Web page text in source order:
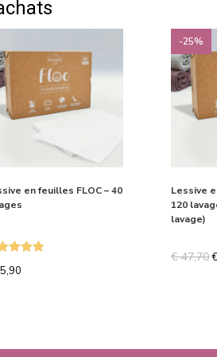
en feuilles FLOC – 40
-25%
Lessive
120
lavage)
€47,70€